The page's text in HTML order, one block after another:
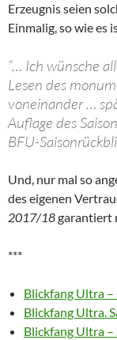
Erzeugnis seien
Einmalig, so wie es
“… Ich wünsche
Lesen des
voneinander …
Auflage des
BFU-
Und, nur mal so
des eigenen
2017/18garantiert
***
Blickfang Ultra
Blickfang Ultra.
Blickfang Ultra